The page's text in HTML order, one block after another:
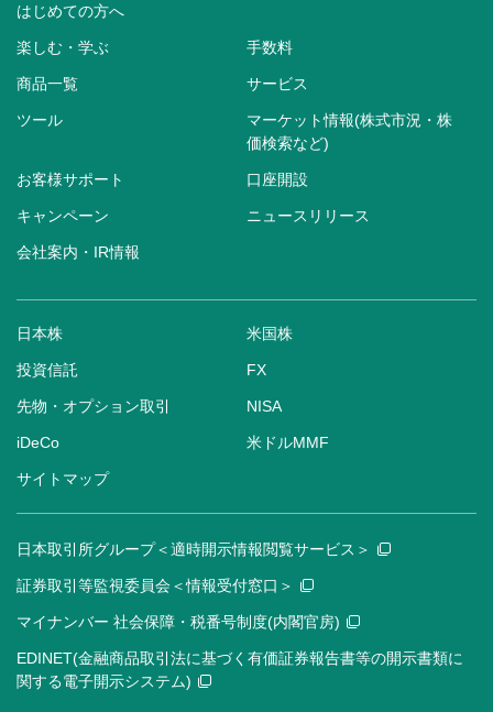
はじめての方へ
楽しむ・学ぶ 手数料
商品一覧 サービス
ツール
マーケット情報(株式市況・株
価検索など)
お客様サポート 口座開設
キャンペーン ニュースリリース
会社案内・IR情報
日本株 米国株
投資信託 FX
先物・オプション取引 NISA
iDeCo 米ドルMMF
サイトマップ
日本取引所グループ＜適時開示情報閲覧サービス＞
証券取引等監視委員会＜情報受付窓口＞
マイナンバー 社会保障・税番号制度(内閣官房)
EDINET(金融商品取引法に基づく有価証券報告書等の開示書類に
関する電子開示システム)